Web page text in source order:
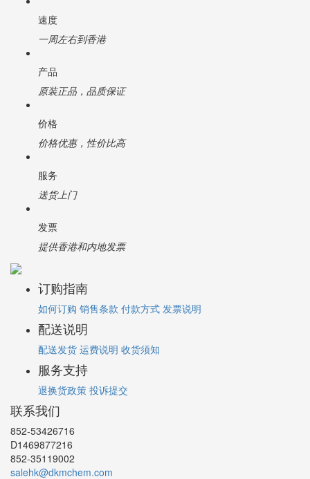
速度
一周左右到香港
产品
原装正品，品质保证
价格
价格优惠，性价比高
服务
送货上门
发票
提供香港和内地发票
订购指南
如何订购 销售条款 付款方式 发票说明
配送说明
配送发货 运费说明 收货须知
服务支持
退换货政策 投诉提交
联系我们
852-53426716
D1469877216
852-35119002
salehk@dkmchem.com